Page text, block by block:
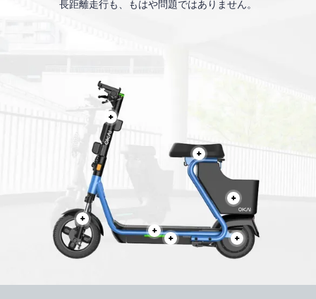
長距離走行も、もはや問題ではありません。